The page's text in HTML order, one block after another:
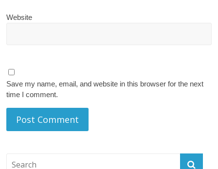
Website
Save my name, email, and website in this browser for the next
time I comment.